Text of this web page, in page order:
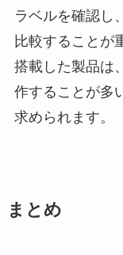
ラベルを確認し
比較することが
搭載した製品は
作することが多
求められます。
まとめ